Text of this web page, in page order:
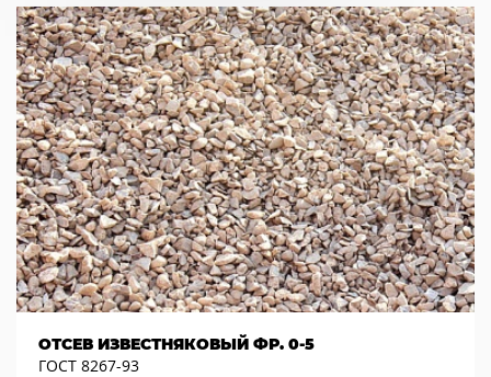
ОТСЕВ ИЗВЕСТНЯКОВЫЙ ФР. 0-5
ГОСТ 8267-93